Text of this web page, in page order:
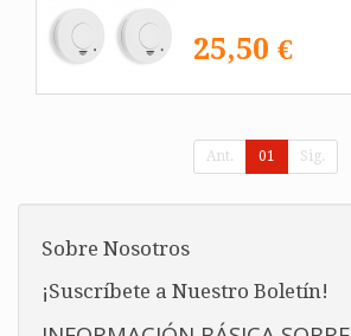
25,50 €
Ant. 01 Sig.
Sobre Nosotros
¡Suscríbete a Nuestro Boletín!